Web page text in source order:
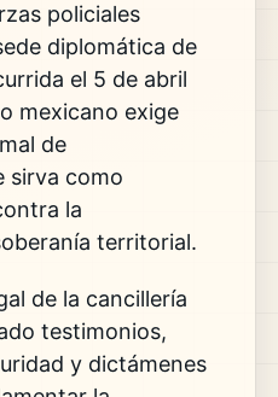
policiales
diplomática de
el 5 de abril
mexicano exige
de
sirva como
la
territorial.
de la cancillería
testimonios,
y dictámenes